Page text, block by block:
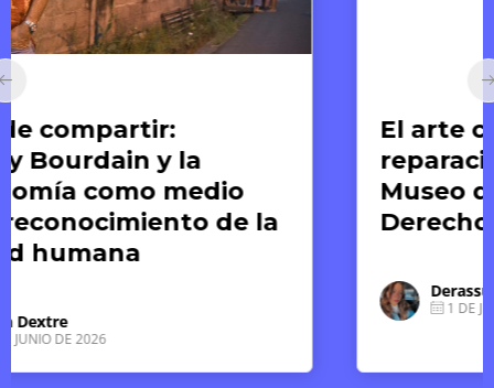
El arte como memoria y
reparación: el caso del
Museo de la Memoria y los
Derechos Humanos